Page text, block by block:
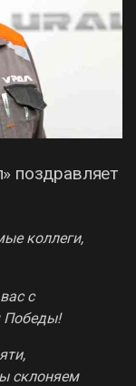
поздравляет
коллеги,
с
Победы!
склоняем